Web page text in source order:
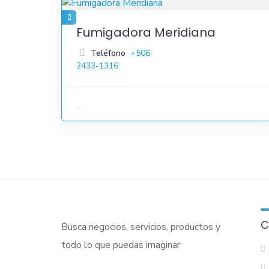
Fumigadora Meridiana
Teléfono +506
2433-1316
Busca negocios, servicios, productos y
todo lo que puedas imaginar